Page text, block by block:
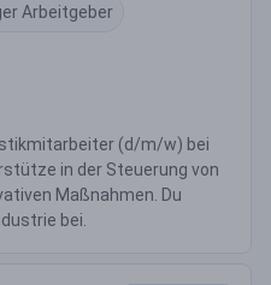
Arbeitgeber
(d/m/w) bei
in der Steuerung von
Maßnahmen. Du
bei.